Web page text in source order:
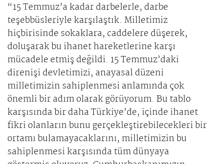
“15 Temmuz’a kadar darbelerle, darbe
teşebbüsleriyle karşılaştık. Milletimiz
hiçbirisinde sokaklara, caddelere düşerek,
doluşarak bu ihanet hareketlerine karşı
mücadele etmiş değildi. 15 Temmuz’daki
direnişi devletimizi, anayasal düzeni
milletimizin sahiplenmesi anlamında çok
önemli bir adım olarak görüyorum. Bu tablo
karşısında bir daha Türkiye’de, içinde ihanet
fikri olanların bunu gerçekleştirebilecekleri bir
ortamı bulamayacaklarını, milletimizin bu
sahiplenmesi karşısında tüm dünyaya